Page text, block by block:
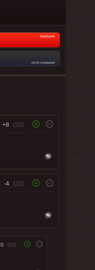
Startseite
nicht moderiert
+8 (20)
-4 (22)
0 (10)